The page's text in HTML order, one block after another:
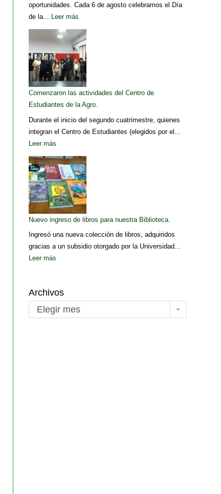
oportunidades. Cada 6 de agosto celebramos el Día
de la... Leer más
Comenzaron las actividades del Centro de
Estudiantes de la Agro.
Durante el inicio del segundo cuatrimestre, quienes
integran el Centro de Estudiantes (elegidos por el...
Leer más
Nuevo ingreso de libros para nuestra Biblioteca.
Ingresó una nueva colección de libros, adquiridos
gracias a un subsidio otorgado por la Universidad...
Leer más
Archivos
Elegir mes